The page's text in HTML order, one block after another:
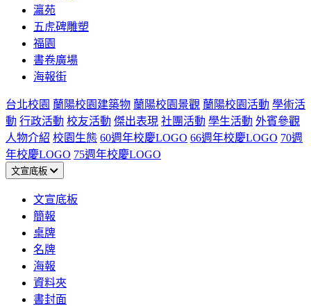
瀛苑
五虎碑雕塑
福園
書卷廣場
海報街
台北校園 蘭陽校園建築物 蘭陽校園景觀 蘭陽校園活動 學術活
動 行政活動 校友活動 傑出表現 社團活動 學生活動 外賓參觀
人物介紹 校園生態 60週年校慶LOGO 66週年校慶LOGO 70週
年校慶LOGO 75週年校慶LOGO
文宣底板
文宣底板
簡報
桌牌
名牌
海報
資料夾
書封面